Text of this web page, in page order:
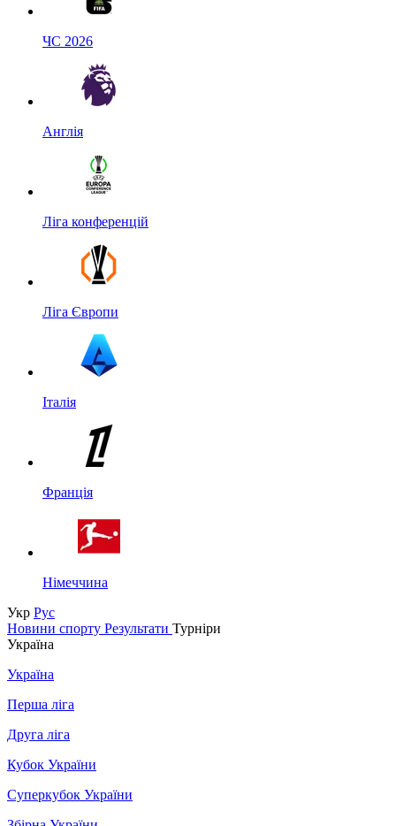
ЧС 2026
Англія
Ліга конференцій
Ліга Європи
Італія
Франція
Німеччина
Укр Рус
Новини спорту Результати Турніри
Україна
Україна
Перша ліга
Друга ліга
Кубок України
Суперкубок України